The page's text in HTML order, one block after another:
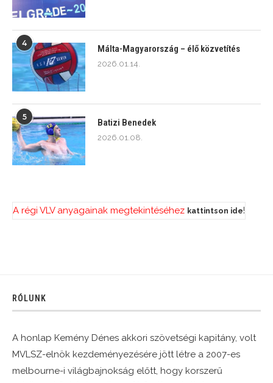
4
Málta-Magyarország – élő közvetítés
2026.01.14.
5
Batizi Benedek
2026.01.08.
A régi VLV anyagainak megtekintéséhez kattintson ide!
RÓLUNK
A honlap Kemény Dénes akkori szövetségi kapitány, volt
MVLSZ-elnök kezdeményezésére jött létre a 2007-es
melbourne-i világbajnokság előtt, hogy korszerű